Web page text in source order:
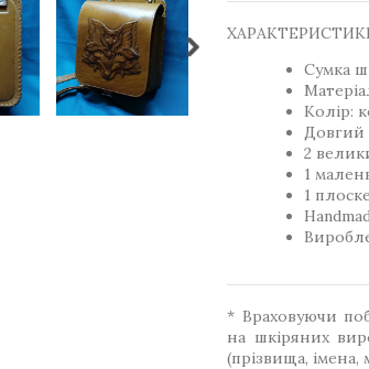
Сумка
Колір:
Довгий
2
1
1
* Враховуючи
на шкіряних
(прізвища, імена,